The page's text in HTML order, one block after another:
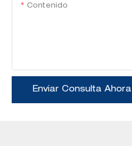
Contenido
Enviar Consulta Ahora